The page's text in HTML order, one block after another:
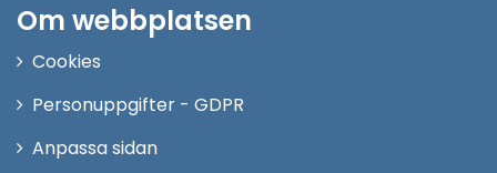
Om webbplatsen
Cookies
Personuppgifter - GDPR
Anpassa sidan